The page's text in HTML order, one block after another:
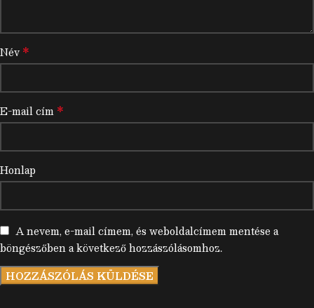
Név *
E-mail cím *
Honlap
A nevem, e-mail címem, és weboldalcímem mentése a
böngészőben a következő hozzászólásomhoz.